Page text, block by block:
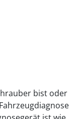
bist oder